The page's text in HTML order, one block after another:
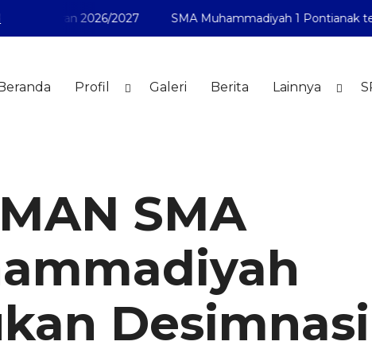
2026/2027 SMA Muhammadiyah 1 Pontianak
Profil Galeri Berita Lainnya
SMA
Desimnasi